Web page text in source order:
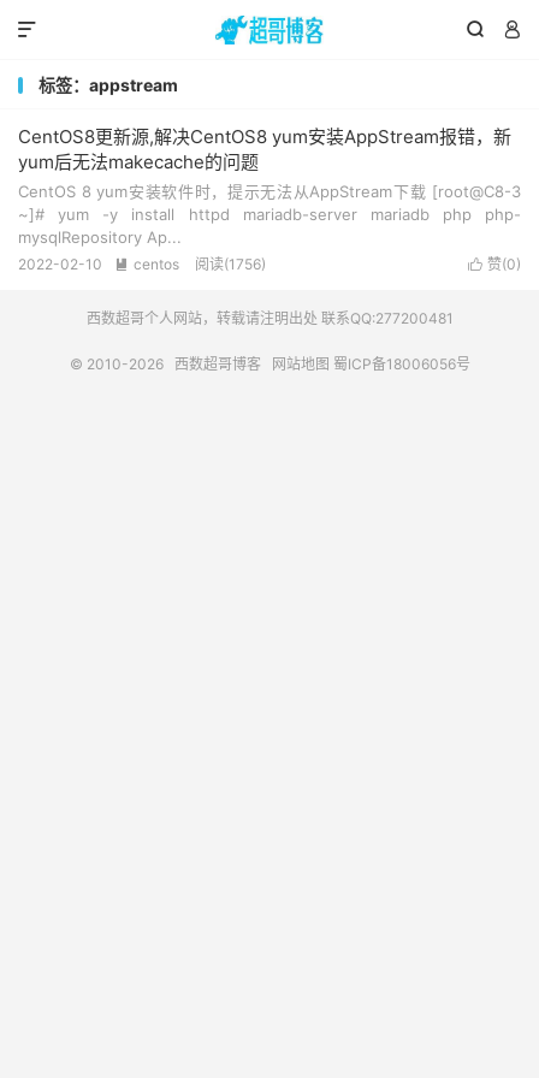
 

标签：appstream
CentOS8更新源,解决CentOS8 yum安装AppStream报错，新
yum后无法makecache的问题
CentOS 8 yum安装软件时，提示无法从AppStream下载 [root@C8-3
~]# yum -y install httpd mariadb-server mariadb php php-
mysqlRepository Ap...
 赞(0)
2022-02-10  centos 阅读(1756)
西数超哥个人网站，转载请注明出处 联系QQ:277200481
© 2010-2026 西数超哥博客 网站地图 蜀ICP备18006056号